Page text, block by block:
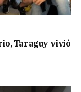
Taraguy vivió